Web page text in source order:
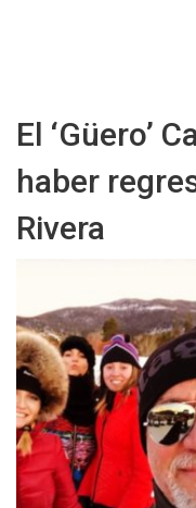
El ‘Güero’
haber
Rivera